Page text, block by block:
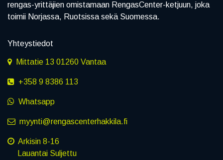
rengas-yrittäjien omistamaan RengasCenter-ketjuun, joka
toimii Norjassa, Ruotsissa sekä Suomessa.
Yhteystiedot
Mittatie 13 01260 Vantaa
+358 9 8386 113
Whatsapp
myynti@rengascenterhakkila.fi
Arkisin 8-16
Lauantai Suljettu